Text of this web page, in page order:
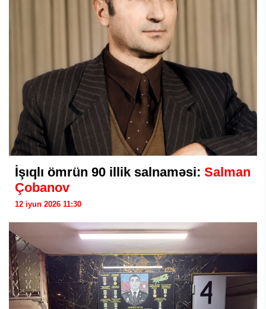
İşıqlı ömrün 90 illik salnaməsi: Salman
Çobanov
12 iyun 2026 11:30